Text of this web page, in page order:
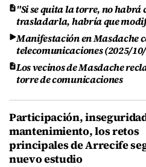
"Si se quita la torre, no
trasladarla, habría que
Manifestación en Masdache
telecomunicaciones (2025/
Los vecinos de Masdache
torre de comunicaciones
Participación,
mantenimiento, los retos
principales de Arrecife
nuevo estudio